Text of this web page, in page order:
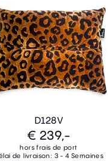
D128V
€ 239,-
hors frais de port
de livraison: 3 - 4 Semaines